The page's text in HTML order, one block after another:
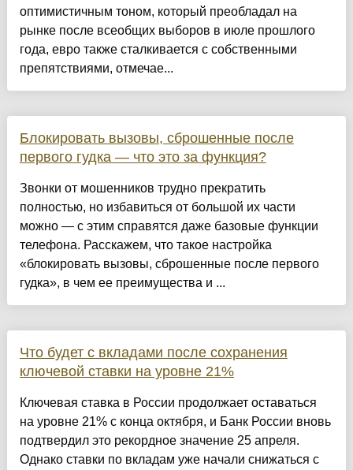
оптимистичным тоном, который преобладал на
рынке после всеобщих выборов в июле прошлого
года, евро также сталкивается с собственными
препятствиями, отмечае...
Блокировать вызовы, сброшенные после
первого гудка — что это за функция?
Звонки от мошенников трудно прекратить
полностью, но избавиться от большой их части
можно — с этим справятся даже базовые функции
телефона. Расскажем, что такое настройка
«блокировать вызовы, сброшенные после первого
гудка», в чем ее преимущества и ...
Что будет с вкладами после сохранения
ключевой ставки на уровне 21%
Ключевая ставка в России продолжает оставаться
на уровне 21% с конца октября, и Банк России вновь
подтвердил это рекордное значение 25 апреля.
Однако ставки по вкладам уже начали снижаться с